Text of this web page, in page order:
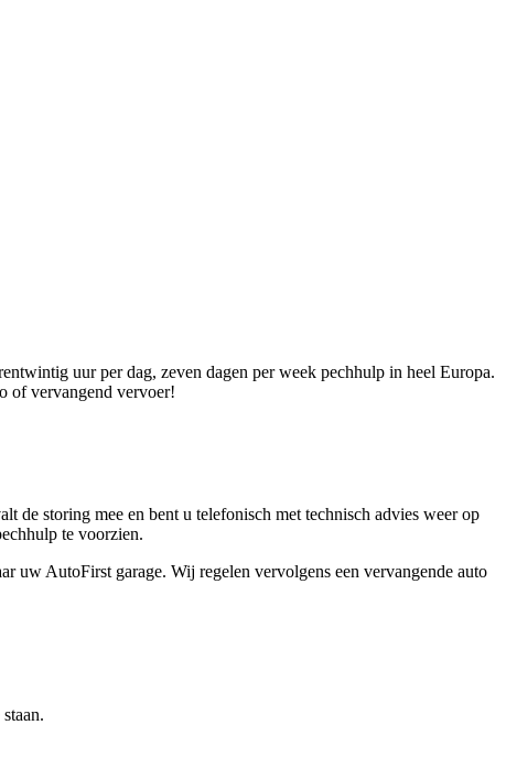
uur per dag, zeven dagen per week pechhulp in heel Europa.
of vervangend vervoer!
de storing mee en bent u telefonisch met technisch advies weer op
te voorzien.
uw AutoFirst garage. Wij regelen vervolgens een vervangende auto